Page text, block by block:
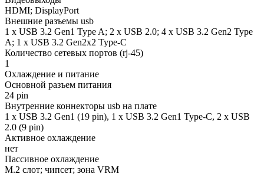
HDMI; DisplayPort
Внешние разъемы usb
1 x USB 3.2 Gen1 Type A; 2 x USB 2.0; 4 x USB 3.2 Gen2 Type
A; 1 x USB 3.2 Gen2x2 Type-C
Количество сетевых портов (rj-45)
1
Охлаждение и питание
Основной разъем питания
24 pin
Внутренние коннекторы usb на плате
1 x USB 3.2 Gen1 (19 pin), 1 х USB 3.2 Gen1 Type-C, 2 x USB
2.0 (9 pin)
Активное охлаждение
нет
Пассивное охлаждение
M.2 слот; чипсет; зона VRM